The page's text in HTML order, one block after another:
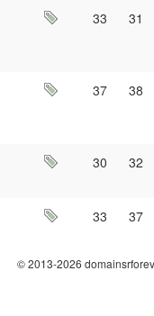
33 31
37 38
30 32
33 37
© 2013-2026